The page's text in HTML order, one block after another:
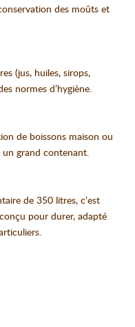
des moûts et
(jus, huiles, sirops,
normes d’hygiène.
de boissons maison ou
un grand contenant.
de 350 litres, c’est
pour durer, adapté